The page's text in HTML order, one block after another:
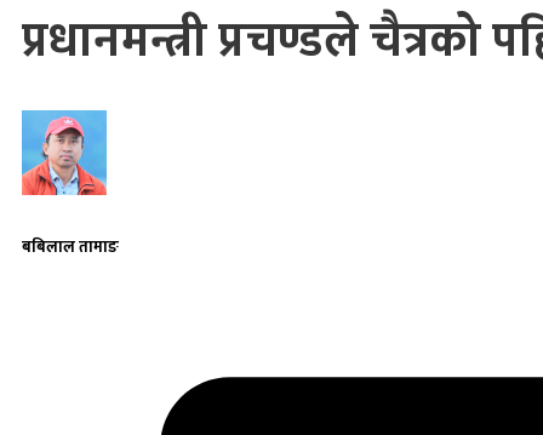
प्रधानमन्त्री प्रचण्डले चैत्रको
बबिलाल तामाङ